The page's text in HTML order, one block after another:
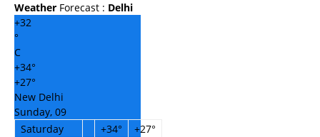
Weather Forecast : Delhi
+32
°
C
+34°
+27°
New Delhi
Sunday, 09
Saturday
+34° +27°